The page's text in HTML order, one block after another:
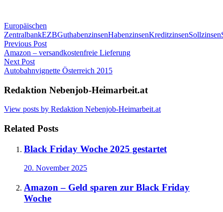
Europäischen
ZentralbankEZBGuthabenzinsenHabenzinsenKreditzinsenSollzinsen
Post
navigation
Previous Post
Amazon – versandkostenfreie Lieferung
Next Post
Autobahnvignette Österreich 2015
Redaktion Nebenjob-Heimarbeit.at
View posts by Redaktion Nebenjob-Heimarbeit.at
Related Posts
Black Friday Woche 2025 gestartet
20. November 2025
Amazon – Geld sparen zur Black Friday
Woche